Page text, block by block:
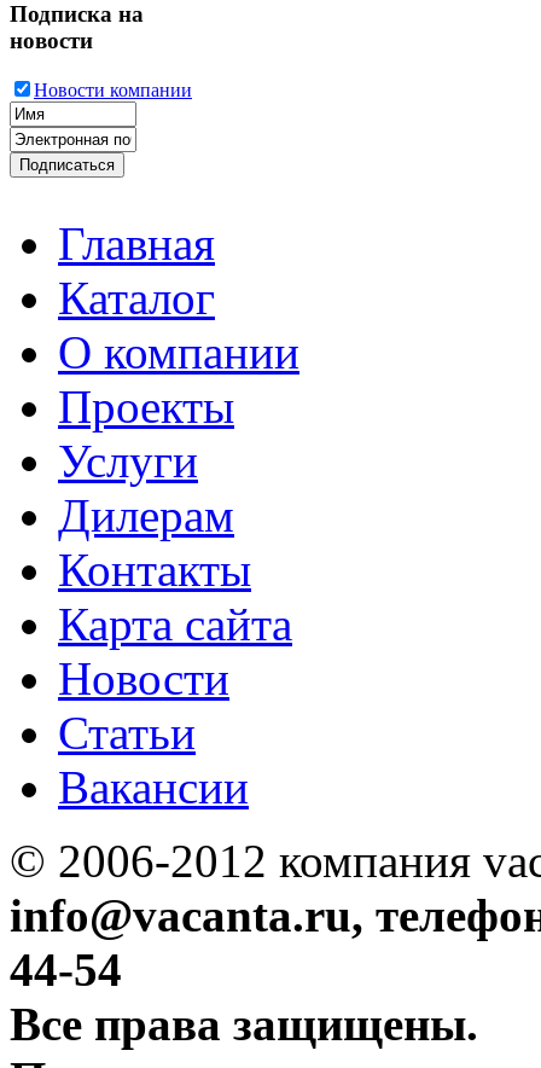
Подписка на
новости
Новости компании
Главная
Каталог
О компании
Проекты
Услуги
Дилерам
Контакты
Карта сайта
Новости
Статьи
Вакансии
© 2006-2012 компания
info@vacanta.ru,
44-54
Все права защищены.